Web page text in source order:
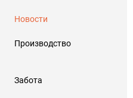
Новости
Производство
Забота